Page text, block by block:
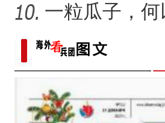
标题：
新疆沙漠里安
一粒瓜子，
的名片？